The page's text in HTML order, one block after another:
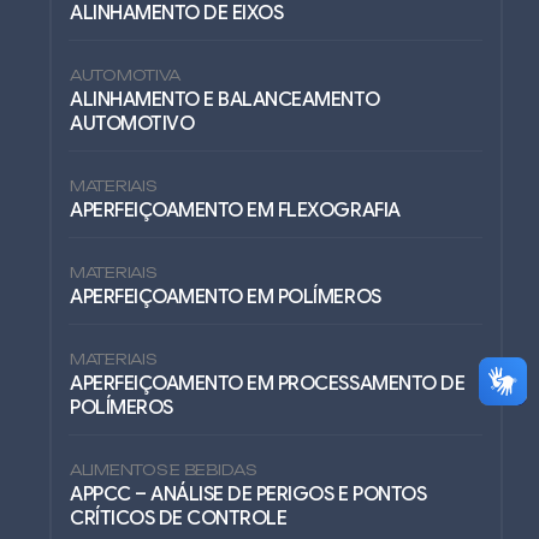
ALINHAMENTO DE EIXOS
AUTOMOTIVA
ALINHAMENTO E BALANCEAMENTO
AUTOMOTIVO
MATERIAIS
APERFEIÇOAMENTO EM FLEXOGRAFIA
MATERIAIS
APERFEIÇOAMENTO EM POLÍMEROS
MATERIAIS
APERFEIÇOAMENTO EM PROCESSAMENTO DE
POLÍMEROS
ALIMENTOS E BEBIDAS
APPCC – ANÁLISE DE PERIGOS E PONTOS
CRÍTICOS DE CONTROLE